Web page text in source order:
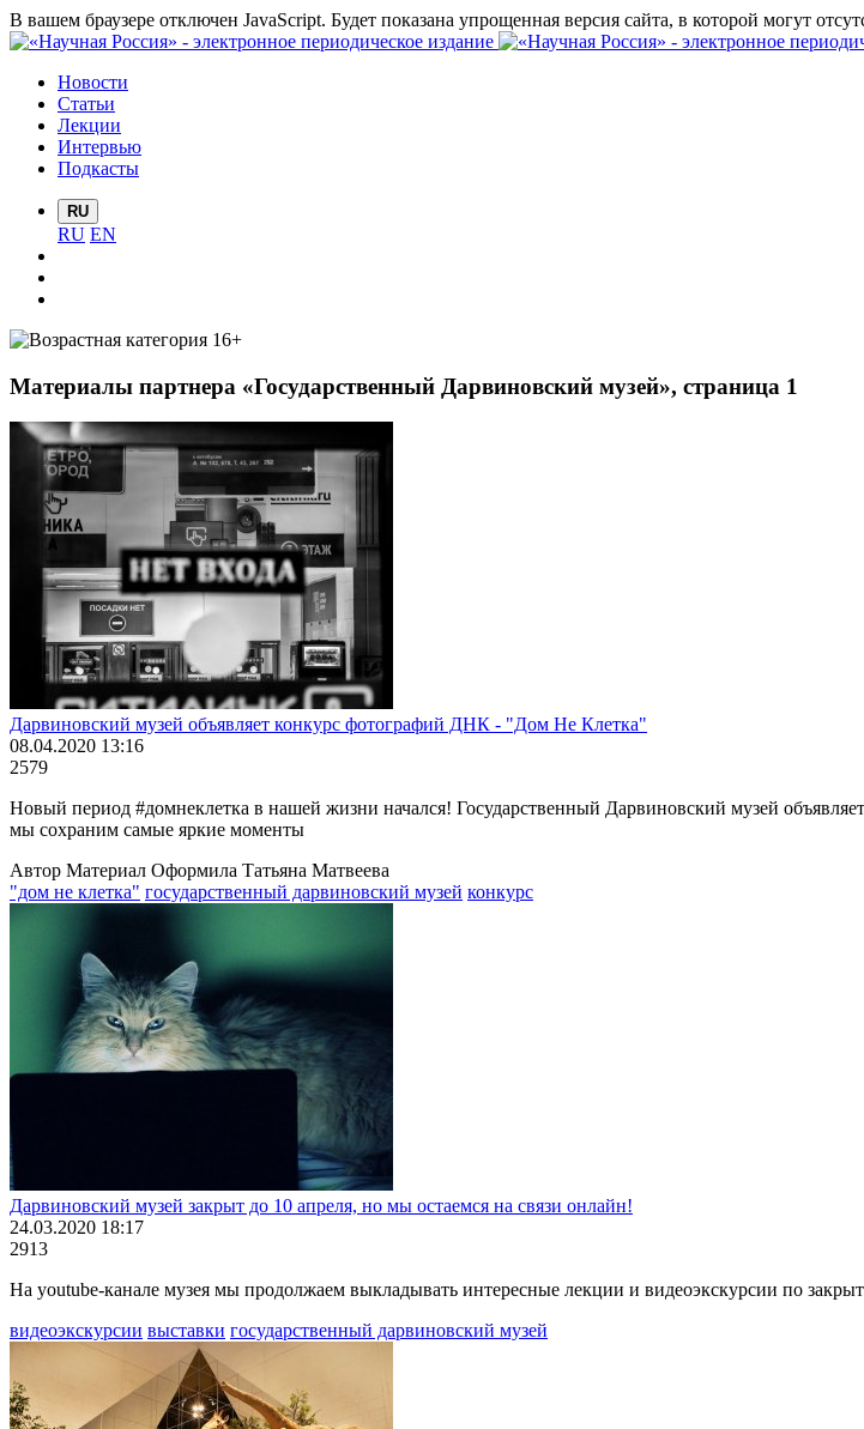
В вашем браузере отключен JavaScript. Будет показана упрощенная версия сайта, в которой могут
Новости
Статьи
Лекции
Интервью
Подкасты
RU
RU EN
Материалы партнера «Государственный Дарвиновский музей», страница 1
Дарвиновский музей объявляет конкурс фотографий ДНК - "Дом Не Клетка"
08.04.2020 13:16
2579
Новый период #домнеклетка в нашей жизни начался! Государственный Дарвиновский музей
мы сохраним самые яркие моменты
Автор Материал Оформила Татьяна Матвеева
"дом не клетка" государственный дарвиновский музей конкурс
Дарвиновский музей закрыт до 10 апреля, но мы остаемся на связи онлайн!
24.03.2020 18:17
2913
На youtube-канале музея мы продолжаем выкладывать интересные лекции и видеоэкскурсии по
видеоэкскурсии выставки государственный дарвиновский музей